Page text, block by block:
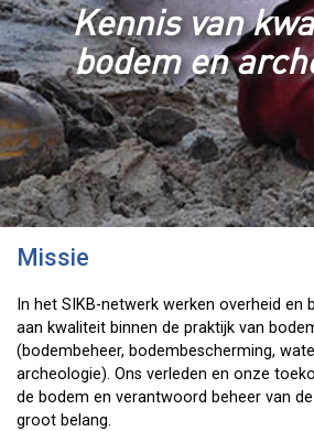
Kennis van
bodem en
Missie
In het SIKB-netwerk werken overheid en
aan kwaliteit binnen de praktijk van
(bodembeheer, bodembescherming,
archeologie). Ons verleden en onze
de bodem en verantwoord beheer van
groot belang.